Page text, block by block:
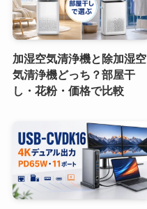
加湿空気清浄機と除加湿空
気清浄機どっち？部屋干
し・花粉・価格で比較